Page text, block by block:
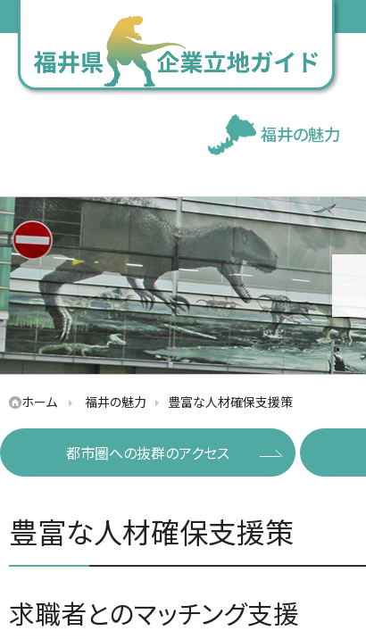
福井の魅力
ホーム 福井の魅力 豊富な人材確保支援策
都市圏への抜群のアクセス
豊富な人材確保支援策
求職者とのマッチング支援